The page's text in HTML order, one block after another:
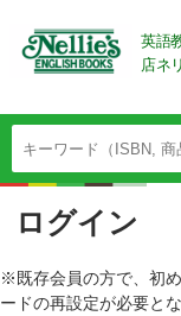
英語
店ネ
ログイン
※既存会員の方で、初
ードの再設定が必要とな